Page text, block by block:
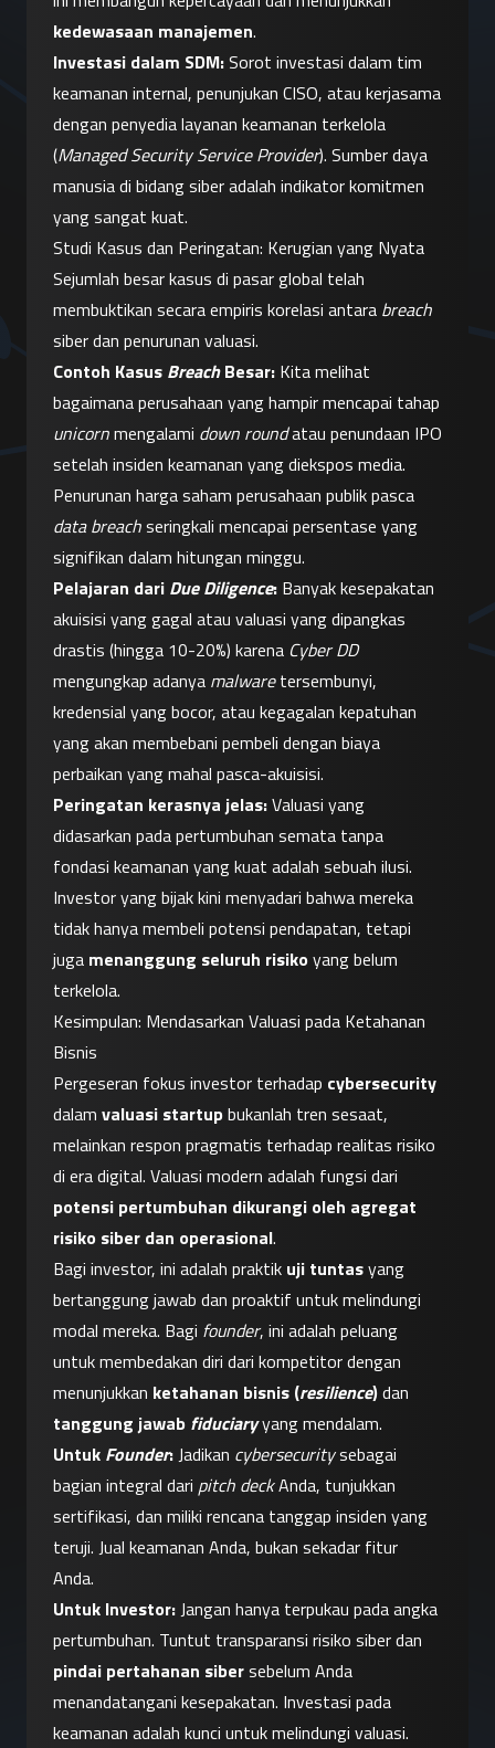
kedewasaan manajemen.
Investasi dalam SDM: Sorot investasi dalam tim
keamanan internal, penunjukan CISO, atau kerjasama
dengan penyedia layanan keamanan terkelola
(Managed Security Service Provider). Sumber daya
manusia di bidang siber adalah indikator komitmen
yang sangat kuat.
Studi Kasus dan Peringatan: Kerugian yang Nyata
Sejumlah besar kasus di pasar global telah
membuktikan secara empiris korelasi antara breach
siber dan penurunan valuasi.
Contoh Kasus Breach Besar: Kita melihat
unicorn mengalami down round atau penundaan IPO
setelah insiden keamanan yang diekspos media.
data breach seringkali mencapai persentase yang
signifikan dalam hitungan minggu.
Pelajaran dari Due Diligence: Banyak kesepakatan
akuisisi yang gagal atau valuasi yang dipangkas
drastis (hingga 10-20%) karena Cyber DD
mengungkap adanya malware tersembunyi,
kredensial yang bocor, atau kegagalan kepatuhan
yang akan membebani pembeli dengan biaya
perbaikan yang mahal pasca-akuisisi.
Peringatan kerasnya jelas: Valuasi yang
didasarkan pada pertumbuhan semata tanpa
fondasi keamanan yang kuat adalah sebuah ilusi.
Investor yang bijak kini menyadari bahwa mereka
tidak hanya membeli potensi pendapatan, tetapi
juga menanggung seluruh risiko yang belum
terkelola.
Kesimpulan: Mendasarkan Valuasi pada Ketahanan
Bisnis
Pergeseran fokus investor terhadap cybersecurity
dalam valuasi startup bukanlah tren sesaat,
melainkan respon pragmatis terhadap realitas risiko
potensi pertumbuhan dikurangi oleh agregat
risiko siber dan operasional.
Bagi investor, ini adalah praktik uji tuntas yang
bertanggung jawab dan proaktif untuk melindungi
modal mereka. Bagi founder, ini adalah peluang
untuk membedakan diri dari kompetitor dengan
menunjukkan ketahanan bisnis (resilience)
tanggung jawab fiduciary yang mendalam.
Untuk Founder: Jadikan cybersecurity sebagai
bagian integral dari pitch deck Anda, tunjukkan
sertifikasi, dan miliki rencana tanggap insiden yang
teruji. Jual keamanan Anda, bukan sekadar fitur
Anda.
Untuk Investor: Jangan hanya terpukau pada angka
pindai pertahanan siber sebelum Anda
menandatangani kesepakatan. Investasi pada
keamanan adalah kunci untuk melindungi valuasi.